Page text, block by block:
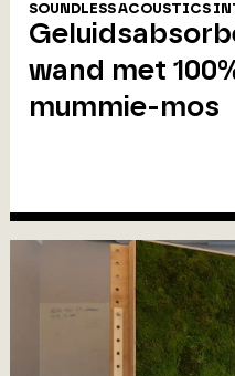
SOUNDLESS ACOUSTICS
wand met
mummie-mos